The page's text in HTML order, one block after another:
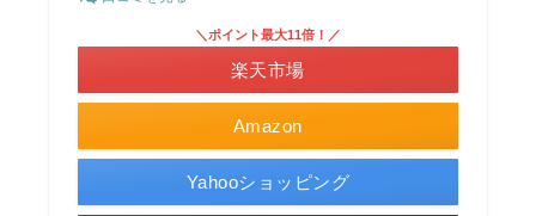
Amazon
＼ポイント最大11倍！／
楽天市場
Yahooショッピング